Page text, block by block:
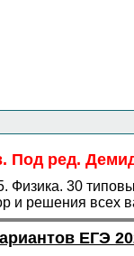
Под ред.
Физика. 30
и решения всех
ЕГЭ